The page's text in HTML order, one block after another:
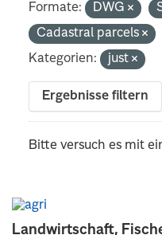
Landwirtschaft,
Formate: DWG
Cadastral parcels
Kategorien:
just
Ergebnisse filtern
Bitte versuch es mit